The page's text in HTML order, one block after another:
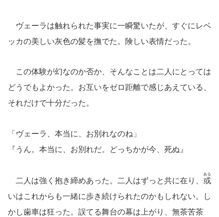
ヴェーラは触れられた事実に一瞬驚いたが、すぐにレベ
ッカの美しい灰色の髪を撫でた。険しい表情だった。
この体験が幻なのか否か、そんなことは二人にとっては
どうでもよかった。お互いをゼロ距離で感じあえている、
それだけで十分だった。
「ヴェーラ、本当に、お別れなのね」
『うん。本当に、お別れだ。どっちかが今、死ぬ』
二人は強く抱き締めあった。二人はずっと共に在り、 或
ある
いはこれからも一緒に歩き続けられたのかもしれない。し
かし歯車は狂った。誤てる舞台の幕は上がり、無茶苦茶